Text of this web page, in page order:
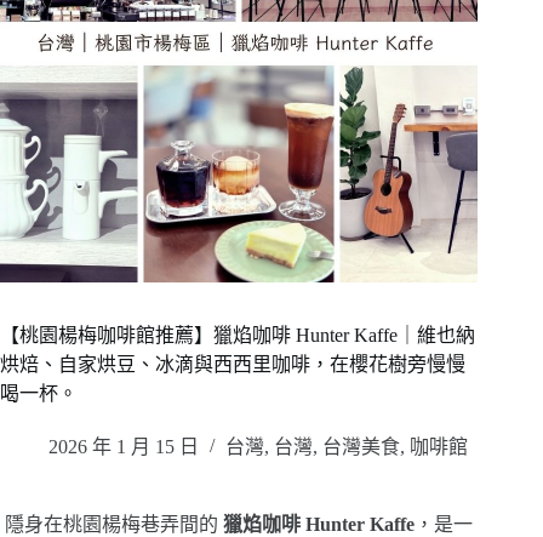
【桃園楊梅咖啡館推薦】獵焰咖啡 Hunter Kaffe｜維也納
烘焙、自家烘豆、冰滴與西西里咖啡，在櫻花樹旁慢慢
喝一杯。
2026 年 1 月 15 日 台灣, 台灣, 台灣美食, 咖啡館
隱身在桃園楊梅巷弄間的獵焰咖啡 Hunter Kaffe ，是一